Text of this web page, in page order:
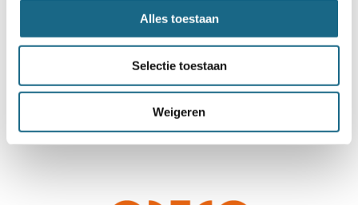
Alles toestaan
Selectie toestaan
Weigeren